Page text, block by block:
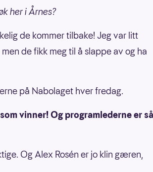
her i Årnes?
de kommer tilbake! Jeg var litt
de fikk meg til å slappe av og ha
på Nabolaget hver fredag.
vinner! Og programlederne er så
Og Alex Rosén er jo klin gæren,